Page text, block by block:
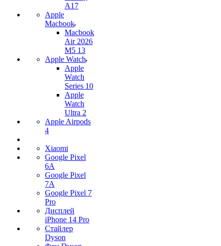
A17
Apple
Macbook
Macbook
Air 2026
M5 13
Apple Watch
Apple
Watch
Series 10
Apple
Watch
Ultra 2
Apple Airpods
4
Xiaomi
Google Pixel
6A
Google Pixel
7А
Google Pixel 7
Pro
Дисплей
iPhone 14 Pro
Стайлер
Dyson